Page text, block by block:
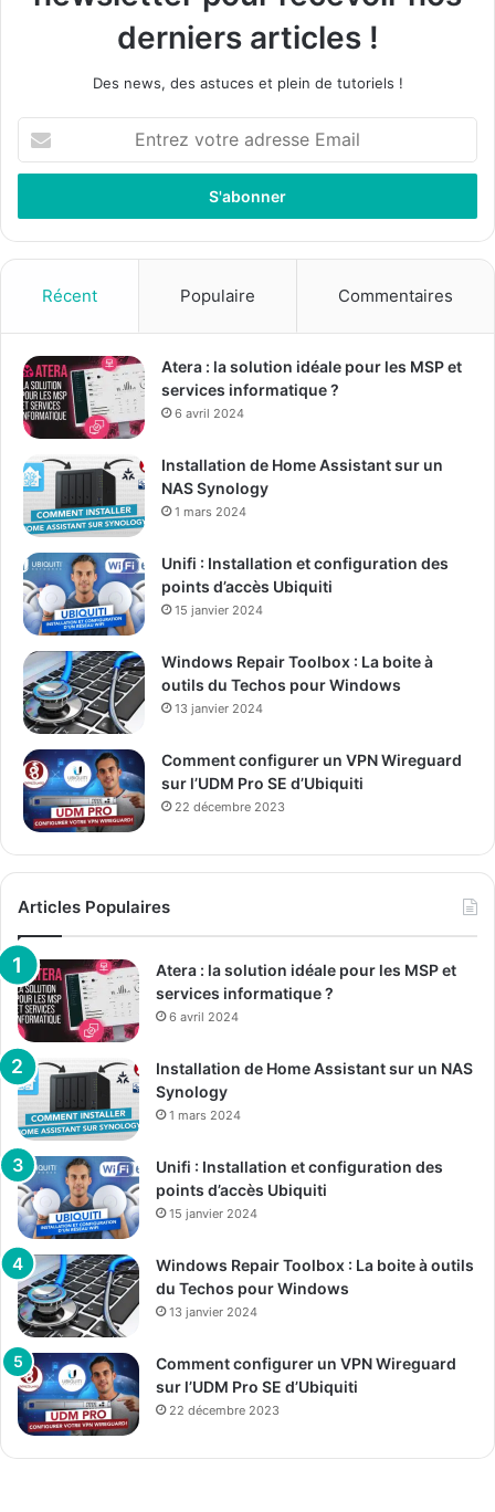
derniers articles !
Des news, des astuces et plein de tutoriels !
votre
adresse
Récent Populaire Commentaires
Atera : la solution idéale pour les MSP et
services informatique ?
6 avril 2024
Installation de Home Assistant sur un
NAS Synology
1 mars 2024
Unifi : Installation et configuration des
points d’accès Ubiquiti
15 janvier 2024
Windows Repair Toolbox : La boite à
outils du Techos pour Windows
13 janvier 2024
Comment configurer un VPN Wireguard
sur l’UDM Pro SE d’Ubiquiti
22 décembre 2023
Articles Populaires
Atera : la solution idéale pour les MSP et
services informatique ?
6 avril 2024
Installation de Home Assistant sur un NAS
Synology
1 mars 2024
Unifi : Installation et configuration des
points d’accès Ubiquiti
15 janvier 2024
Windows Repair Toolbox : La boite à outils
du Techos pour Windows
13 janvier 2024
Comment configurer un VPN Wireguard
sur l’UDM Pro SE d’Ubiquiti
22 décembre 2023